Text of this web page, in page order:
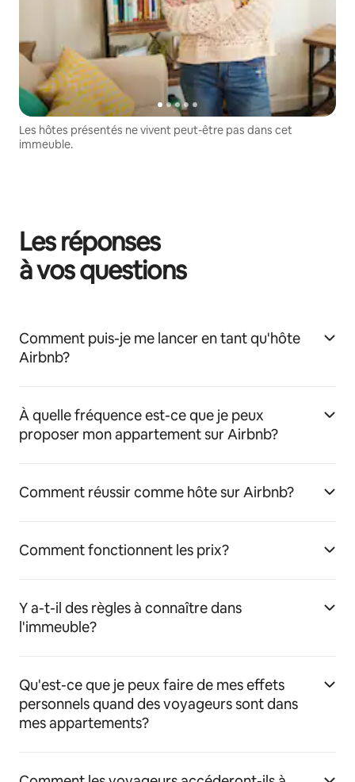
Les hôtes présentés ne vivent peut-être pas dans cet
immeuble.
Les réponses
à vos questions
Comment puis-je me lancer en tant qu'hôte
Airbnb?
À quelle fréquence est-ce que je peux
proposer mon appartement sur Airbnb?
Comment réussir comme hôte sur Airbnb?
Comment fonctionnent les prix?
Y a-t-il des règles à connaître dans
l'immeuble?
Qu'est-ce que je peux faire de mes effets
personnels quand des voyageurs sont dans
mes appartements?